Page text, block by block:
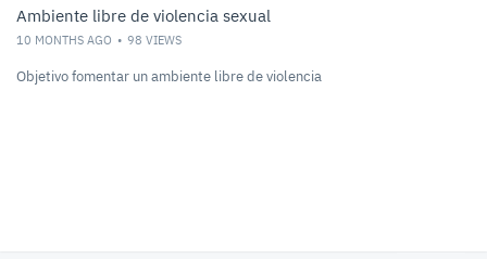
Ambiente libre de violencia sexual
10 MONTHS AGO 98 VIEWS
Objetivo fomentar un ambiente libre de violencia